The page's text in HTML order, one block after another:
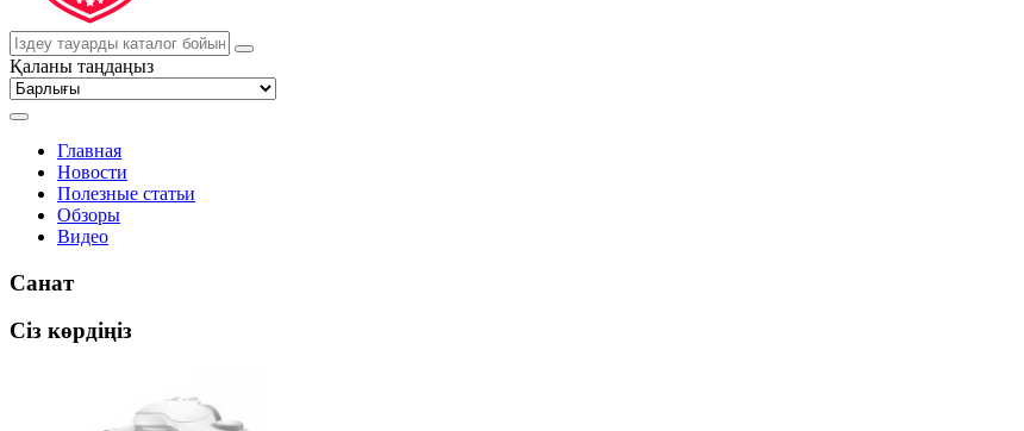
Қаланы таңдаңыз
Главная
Новости
Полезные статьи
Обзоры
Видео
Санат
Сіз көрдіңіз